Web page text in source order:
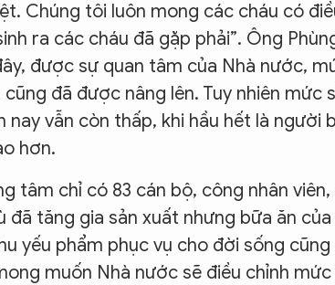
Chúng tôi luôn mong các cháu có
ra các cháu đã gặp phải”. Ông
được sự quan tâm của Nhà nước,
đã được nâng lên. Tuy nhiên
nay vẫn còn thấp, khi hầu hết là người
hơn.
tâm chỉ có 83 cán bộ, công nhân
đã tăng gia sản xuất nhưng bữa ăn
yếu phẩm phục vụ cho đời sống
muốn Nhà nước sẽ điều chỉnh